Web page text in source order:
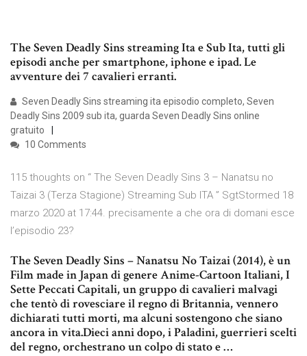
The Seven Deadly Sins streaming Ita e Sub Ita, tutti gli
episodi anche per smartphone, iphone e ipad. Le
avventure dei 7 cavalieri erranti.
Seven Deadly Sins streaming ita episodio completo, Seven
Deadly Sins 2009 sub ita, guarda Seven Deadly Sins online
gratuito
10 Comments
115 thoughts on “ The Seven Deadly Sins 3 – Nanatsu no
Taizai 3 (Terza Stagione) Streaming Sub ITA ” SgtStormed 18
marzo 2020 at 17:44. precisamente a che ora di domani esce
l’episodio 23?
The Seven Deadly Sins – Nanatsu No Taizai (2014), è un
Film made in Japan di genere Anime-Cartoon Italiani, I
Sette Peccati Capitali, un gruppo di cavalieri malvagi
che tentò di rovesciare il regno di Britannia, vennero
dichiarati tutti morti, ma alcuni sostengono che siano
ancora in vita.Dieci anni dopo, i Paladini, guerrieri scelti
del regno, orchestrano un colpo di stato e …